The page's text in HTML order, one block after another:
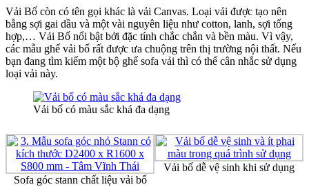
Vải Bố còn có tên gọi khác là vải Canvas. Loại vải được tạo nên
bằng sợi gai dầu và một vài nguyên liệu như cotton, lanh, sợi tổng
hợp,… Vải Bố nổi bật bởi đặc tính chắc chắn và bền màu. Vì vậy,
các mẫu ghế vải bố rất được ưa chuộng trên thị trường nội thất. Nếu
bạn đang tìm kiếm một bộ ghế sofa vải thì có thể cân nhắc sử dụng
loại vải này.
Vải bố có màu sắc khá đa dạng
Sofa góc stann chất liệu vải bố
Vải bố dễ vệ sinh khi sử dụng